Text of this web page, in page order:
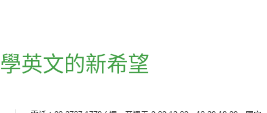
學英文的新希望